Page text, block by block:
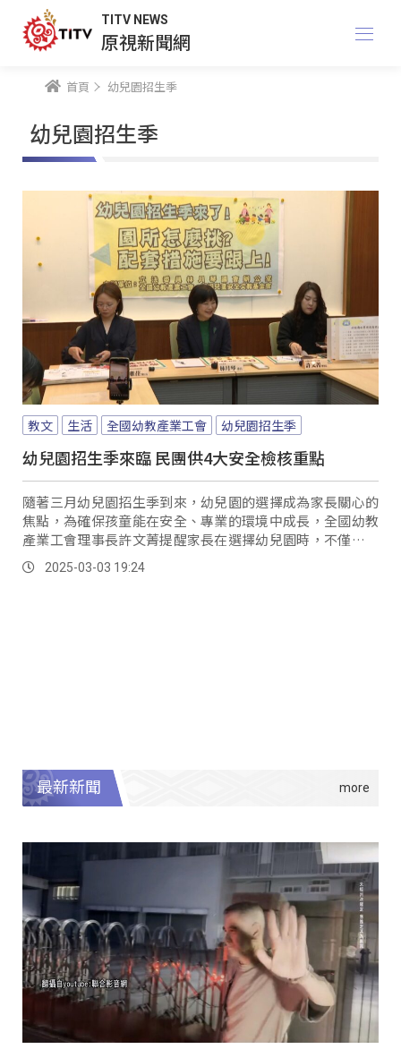
TITV NEWS
原視新聞網
首頁 幼兒園招生季
幼兒園招生季
教文 生活 全國幼教產業工會 幼兒園招生季
幼兒園招生季來臨 民團供4大安全檢核重點
隨著三月幼兒園招生季到來，幼兒園的選擇成為家長關心的
焦點，為確保孩童能在安全、專業的環境中成長，全國幼教
產業工會理事長許文菁提醒家長在選擇幼兒園時，不僅要留
意園內師資是否具備合格教師資格或幼教相關科系背景、更
要確保收費透明，避免額外收費，保障自身權益。
2025-03-03 19:24
最新新聞